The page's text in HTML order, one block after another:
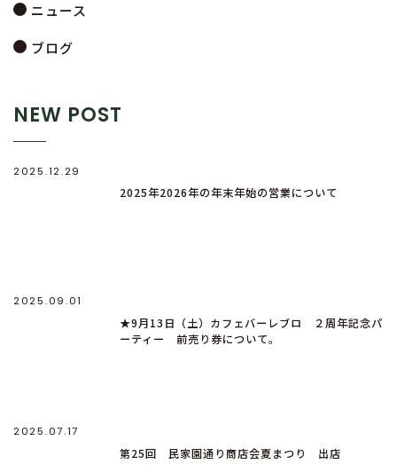
ニュース
ブログ
NEW POST
2025.12.29
2025年2026年の年末年始の営業について
2025.09.01
★9月13日（土）カフェバーレブロ ２周年記念パ
ーティー 前売り券について。
2025.07.17
第25回 民家園通り商店会夏まつり 出店